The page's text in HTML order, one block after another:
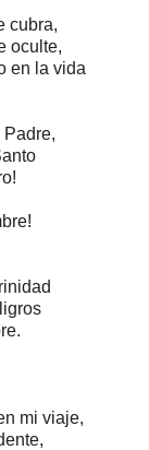
cubra,
oculte,
en la vida
Padre,
mi viaje,